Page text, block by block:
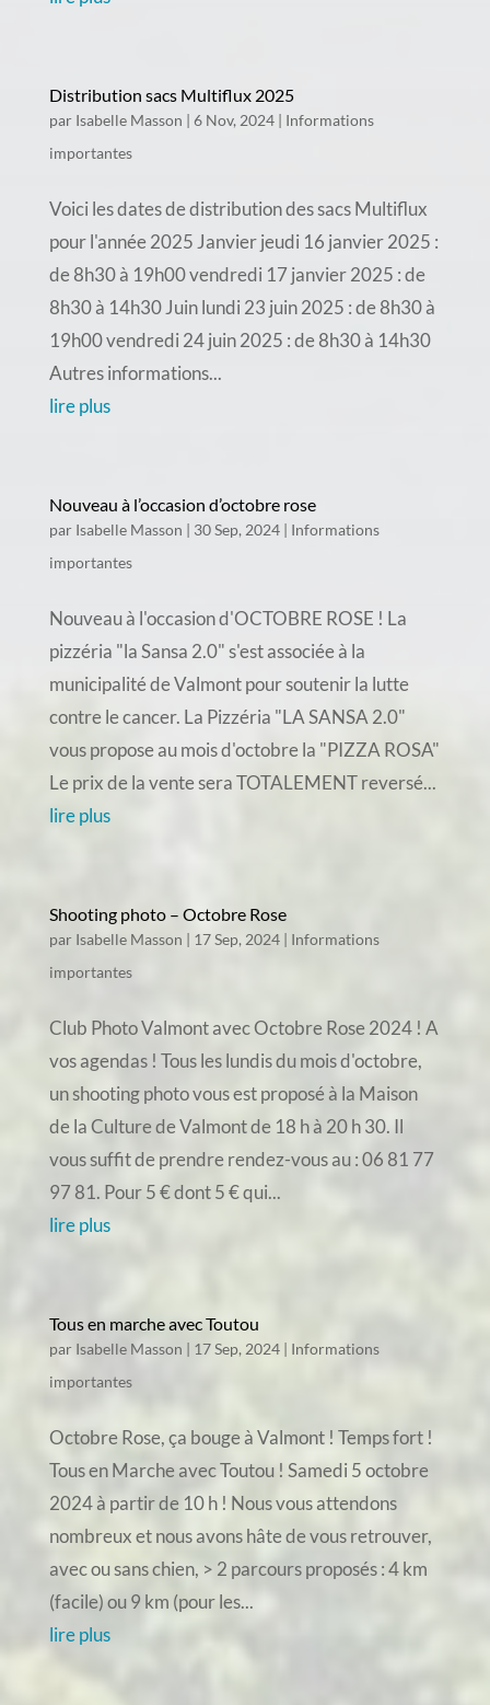
Distribution sacs Multiflux 2025
par Isabelle Masson 6 Nov, 2024| Informations
importantes
Voici les dates de distribution des sacs Multiflux
pour l'année 2025 Janvier jeudi 16 janvier 2025 :
de 8h30 à 19h00 vendredi 17 janvier 2025 : de
8h30 à 14h30 Juin lundi 23 juin 2025 : de 8h30 à
19h00 vendredi 24 juin 2025 : de 8h30 à 14h30
Autres informations...
lire plus
Nouveau à l’occasion d’octobre rose
par Isabelle Masson 30 Sep, 2024| Informations
importantes
Nouveau à l'occasion d'OCTOBRE ROSE ! La
pizzéria "la Sansa 2.0" s'est associée à la
municipalité de Valmont pour soutenir la lutte
contre le cancer. La Pizzéria "LA SANSA 2.0"
vous propose au mois d'octobre la "PIZZA ROSA"
Le prix de la vente sera TOTALEMENT reversé...
lire plus
Shooting photo – Octobre Rose
par Isabelle Masson 17 Sep, 2024| Informations
importantes
Club Photo Valmont avec Octobre Rose 2024 ! A
vos agendas ! Tous les lundis du mois d'octobre,
un shooting photo vous est proposé à la Maison
de la Culture de Valmont de 18 h à 20 h 30. Il
vous suffit de prendre rendez-vous au : 06 81 77
97 81. Pour 5 € dont 5 € qui...
lire plus
Tous en marche avec Toutou
par Isabelle Masson 17 Sep, 2024| Informations
importantes
Octobre Rose, ça bouge à Valmont ! Temps fort !
Tous en Marche avec Toutou ! Samedi 5 octobre
2024 à partir de 10 h ! Nous vous attendons
nombreux et nous avons hâte de vous retrouver,
avec ou sans chien, > 2 parcours proposés : 4 km
(facile) ou 9 km (pour les...
lire plus